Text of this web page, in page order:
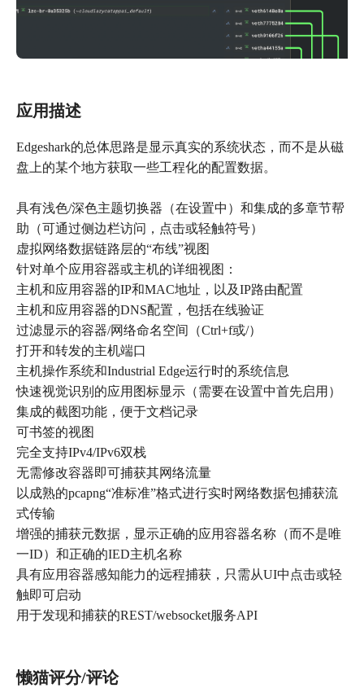
应用描述
Edgeshark的总体思路是显示真实的系统状态，而不是从磁
盘上的某个地方获取一些工程化的配置数据。
具有浅色/深色主题切换器（在设置中）和集成的多章节帮
助（可通过侧边栏访问，点击或轻触符号）
虚拟网络数据链路层的“布线”视图
针对单个应用容器或主机的详细视图：
主机和应用容器的IP和MAC地址，以及IP路由配置
主机和应用容器的DNS配置，包括在线验证
过滤显示的容器/网络命名空间（Ctrl+f或/）
打开和转发的主机端口
主机操作系统和Industrial Edge运行时的系统信息
快速视觉识别的应用图标显示（需要在设置中首先启用）
集成的截图功能，便于文档记录
可书签的视图
完全支持IPv4/IPv6双栈
无需修改容器即可捕获其网络流量
以成熟的pcapng“准标准”格式进行实时网络数据包捕获流
式传输
增强的捕获元数据，显示正确的应用容器名称（而不是唯
一ID）和正确的IED主机名称
具有应用容器感知能力的远程捕获，只需从UI中点击或轻
触即可启动
用于发现和捕获的REST/websocket服务API
懒猫评分/评论